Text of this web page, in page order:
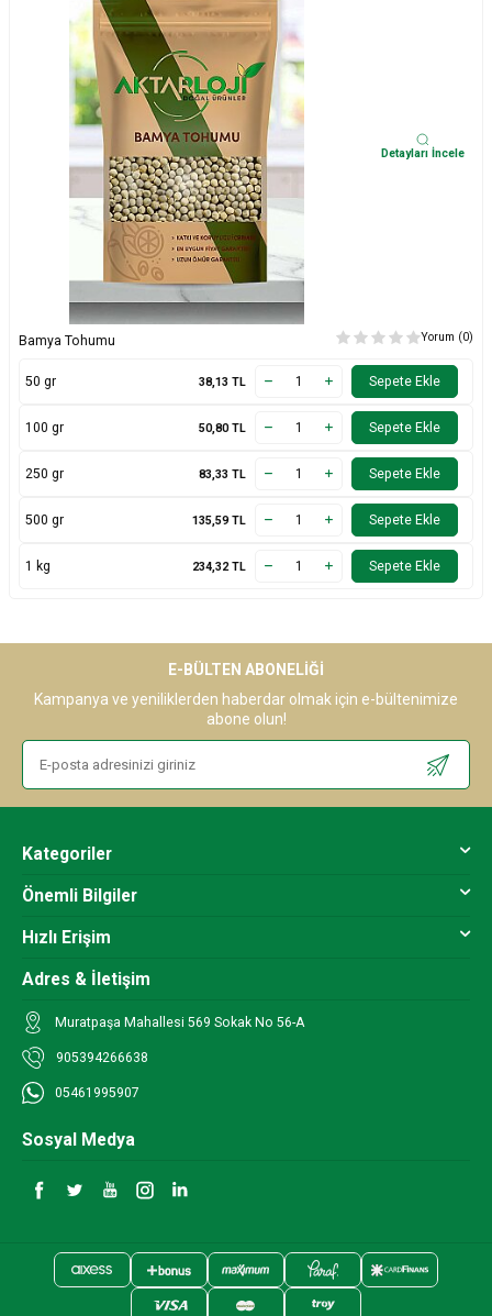
Detayları İncele
Bamya Tohumu Yorum (0)
50 gr 38,13 TL Sepete Ekle
100 gr 50,80TL Sepete Ekle
250 gr 83,33 TL Sepete Ekle
500 gr 135,59TL Sepete Ekle
1 kg 234,32TL Sepete Ekle
E-BÜLTEN ABONELIĞI
Kampanya ve yeniliklerden haberdar olmak için e-bültenimize
abone olun!
Kategoriler
Önemli Bilgiler
Hızlı Erişim
Adres & İletişim
Muratpaşa Mahallesi 569 Sokak No 56-A
905394266638
05461995907
Sosyal Medya